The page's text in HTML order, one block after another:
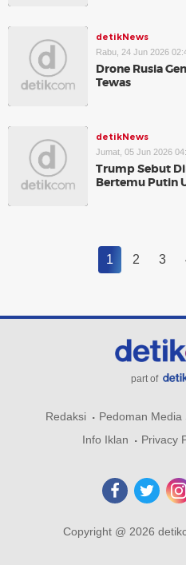
detikNews
Rabu, 24 Jun 2026
Drone Rusia
Tewas
detikNews
Jumat, 05 Jun 2026
Trump Sebut
Bertemu Putin
1 2 3
part of
Redaksi Pedoman Media
Info Iklan
Privacy
Copyright @ 2026